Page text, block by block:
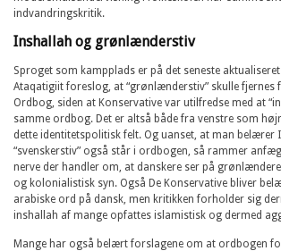
indvandringskritik.
Inshallah og grønlænderstiv
Sproget som kampplads er på det seneste
Ataqatigiit foreslog, at “grønlænderstiv” skulle fjernes
Ordbog, siden at Konservative var utilfredse med at
samme ordbog. Det er altså både fra venstre som
dette identitetspolitisk felt. Og uanset, at man
“svenskerstiv” også står i ordbogen, så rammer
nerve der handler om, at danskere ser på
og kolonialistisk syn. Også De Konservative bliver
arabiske ord på dansk, men kritikken forholder sig
inshallah af mange opfattes islamistisk og dermed
Mange har også belært forslagene om at ordbogen